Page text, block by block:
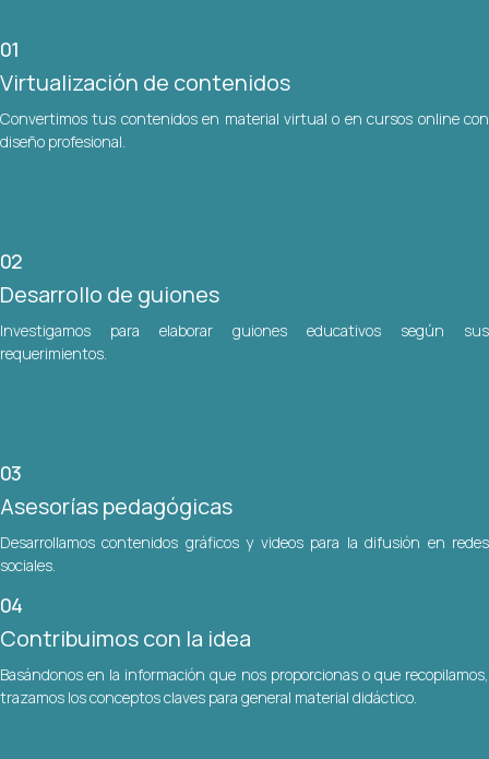
01
Virtualización de contenidos
Convertimos tus contenidos en material virtual o en cursos online con
diseño profesional.
02
Desarrollo de guiones
Investigamos para elaborar guiones educativos según sus
requerimientos.
03
Asesorías pedagógicas
Desarrollamos contenidos gráficos y videos para la difusión en redes
sociales.
04
Contribuimos con la idea
Basándonos en la información que nos proporcionas o que recopilamos,
trazamos los conceptos claves para general material didáctico.